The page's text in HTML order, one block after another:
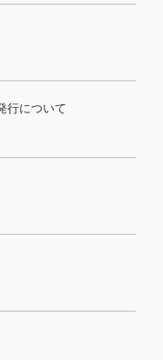
行について